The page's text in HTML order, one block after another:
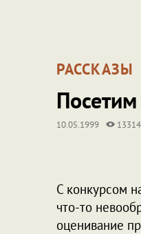
РАССКАЗЫ
10.05.1999 13314
С конкурсом
что-то
оценивание